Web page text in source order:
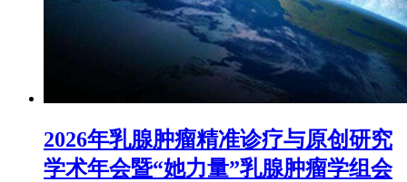
2026年乳腺肿瘤精准诊疗与原创研究
学术年会暨“她力量”乳腺肿瘤学组会